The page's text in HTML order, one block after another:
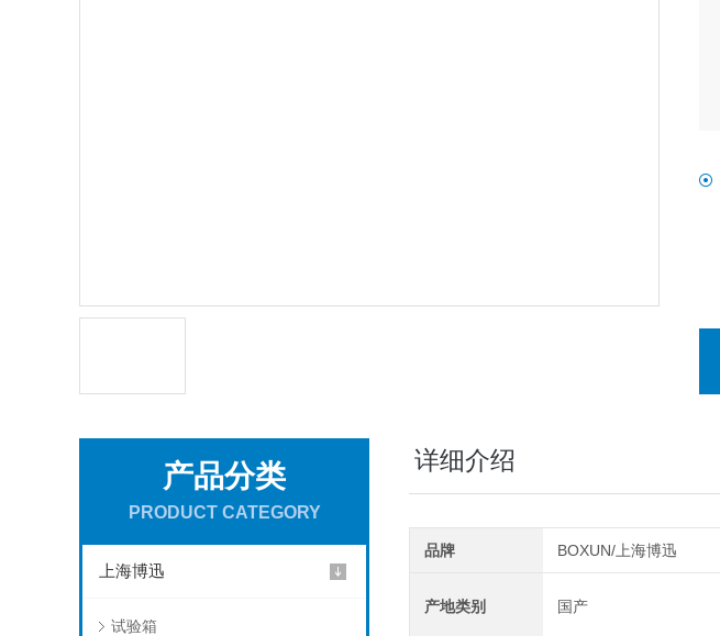
产品分类
PRODUCT CATEGORY
上海博迅
试验箱
详细介绍
品牌 BOXUN/上海博迅
产地类别 国产